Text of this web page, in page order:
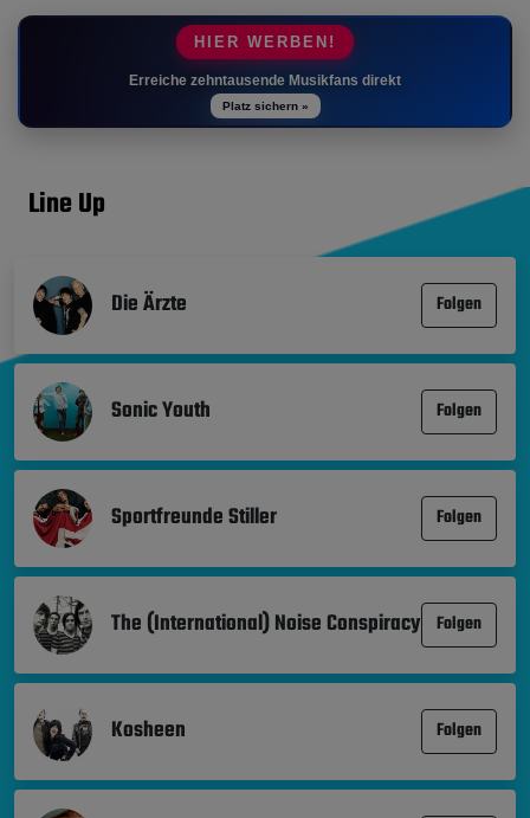
HIER WERBEN!
Erreiche zehntausende Musikfans direkt
Platz sichern »
Line Up
Die Ärzte Folgen
Sonic Youth Folgen
Sportfreunde Stiller Folgen
The (International) Noise Conspiracy Folgen
Kosheen Folgen